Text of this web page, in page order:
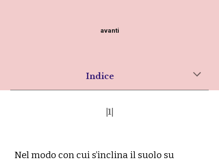
avanti
Indice
|1|
Nel modo con cui s’inclina il suolo su